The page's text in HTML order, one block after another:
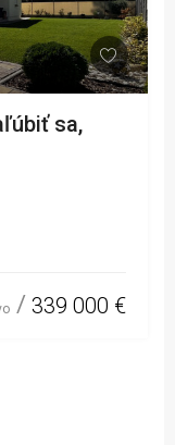
sa,
339 000 €